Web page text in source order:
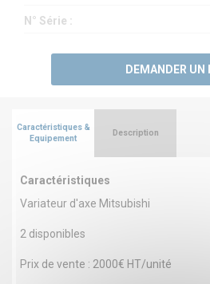
N° Série :
DEMANDER UN
Caractéristiques &
Equipement
Caractéristiques
Variateur d'axe Mitsubishi
2 disponibles
Prix de vente : 2000€ HT/unité
Description